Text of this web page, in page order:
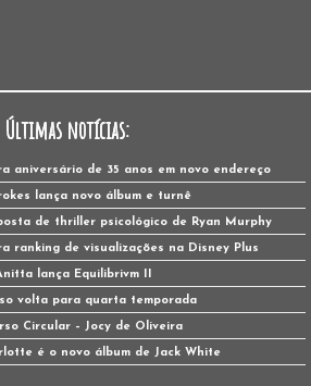
Últimas notícias:
aniversário de 35 anos em novo endereço
lança novo álbum e turnê
de thriller psicológico de Ryan Murphy
ranking de visualizações na Disney Plus
lança Equilibrivm II
volta para quarta temporada
Circular – Jocy de Oliveira
é o novo álbum de Jack White